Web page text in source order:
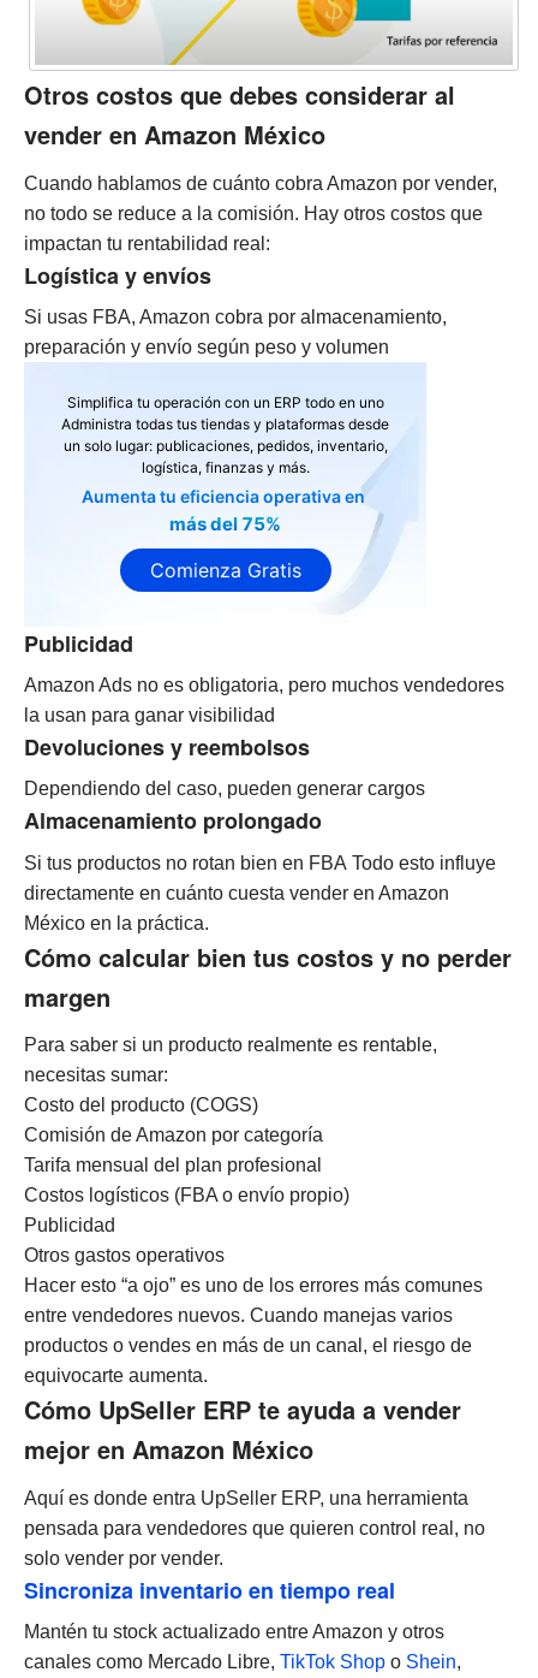
Otros costos que debes considerar al
vender en Amazon México
Cuando hablamos de cuánto cobra Amazon por vender,
no todo se reduce a la comisión. Hay otros costos que
impactan tu rentabilidad real:
Logística y envíos
Si usas FBA, Amazon cobra por almacenamiento,
preparación y envío según peso y volumen
Simplifica tu operación con un ERP todo en uno
Administra todas tus tiendas y plataformas desde
un solo lugar: publicaciones, pedidos, inventario,
logística, finanzas y más.
Aumenta tu eficiencia operativa en
más del 75%
Comienza Gratis
Publicidad
Amazon Ads no es obligatoria, pero muchos vendedores
la usan para ganar visibilidad
Devoluciones y reembolsos
Dependiendo del caso, pueden generar cargos
Almacenamiento prolongado
Si tus productos no rotan bien en FBA Todo esto influye
directamente en cuánto cuesta vender en Amazon
México en la práctica.
Cómo calcular bien tus costos y no perder
margen
Para saber si un producto realmente es rentable,
necesitas sumar:
Costo del producto (COGS)
Comisión de Amazon por categoría
Tarifa mensual del plan profesional
Costos logísticos (FBA o envío propio)
Publicidad
Otros gastos operativos
Hacer esto “a ojo” es uno de los errores más comunes
entre vendedores nuevos. Cuando manejas varios
productos o vendes en más de un canal, el riesgo de
equivocarte aumenta.
Cómo UpSeller ERP te ayuda a vender
mejor en Amazon México
Aquí es donde entra UpSeller ERP, una herramienta
pensada para vendedores que quieren control real, no
solo vender por vender.
Sincroniza inventario en tiempo real
Mantén tu stock actualizado entre Amazon y otros
canales como Mercado Libre, TikTok Shop o Shein,